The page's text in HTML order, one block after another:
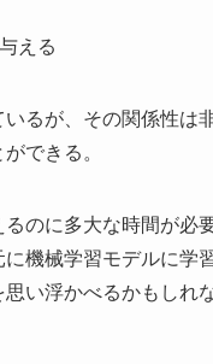
える
るが、その関係性
できる。
のに多大な時間が
機械学習モデルに
い浮かべるかもし